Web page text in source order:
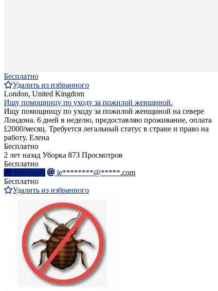
Бесплатно
Удалить из избранного
London, United Kingdom
Ищу помощницу по уходу за пожилой женщиной.
Ищу помощницу по уходу за пожилой женщиной на севере
Лондона. 6 дней в неделю, предоставляю проживание, оплата
£2000/месяц. Требуется легальный статус в стране и право на
работу. Елена
Бесплатно
2 лет назад Уборка 873 Просмотров
Бесплатно
Написать
le********@*****.com
Бесплатно
Удалить из избранного